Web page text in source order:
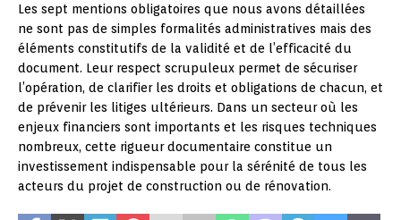
Les sept mentions obligatoires que nous avons détaillées
ne sont pas de simples formalités administratives mais des
éléments constitutifs de la validité et de l’efficacité du
document. Leur respect scrupuleux permet de sécuriser
l’opération, de clarifier les droits et obligations de chacun, et
de prévenir les litiges ultérieurs. Dans un secteur où les
enjeux financiers sont importants et les risques techniques
nombreux, cette rigueur documentaire constitue un
investissement indispensable pour la sérénité de tous les
acteurs du projet de construction ou de rénovation.